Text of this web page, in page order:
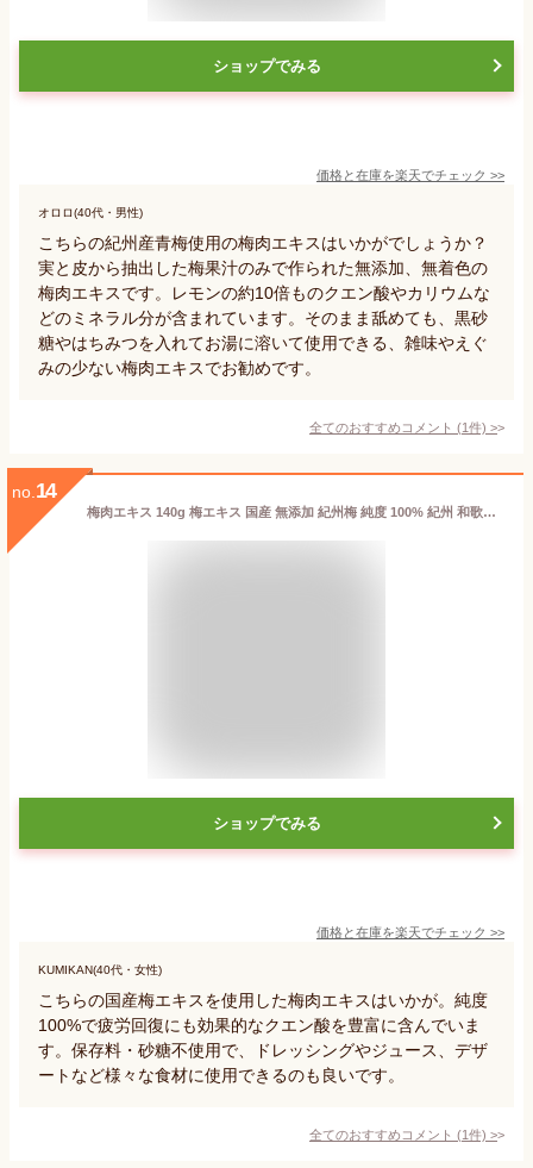
ショップでみる
価格と在庫を楽天でチェック >>
オロロ(40代・男性)
こちらの紀州産青梅使用の梅肉エキスはいかがでしょうか？
実と皮から抽出した梅果汁のみで作られた無添加、無着色の
梅肉エキスです。レモンの約10倍ものクエン酸やカリウムな
どのミネラル分が含まれています。そのまま舐めても、黒砂
糖やはちみつを入れてお湯に溶いて使用できる、雑味やえぐ
みの少ない梅肉エキスでお勧めです。
全てのおすすめコメント (1件) >
no. 14
梅肉エキス 140g 梅エキス 国産 無添加 紀州梅 純度 100% 紀州 和歌山県産 濃縮エキス ペースト 練り状 練状 送料無料 青梅 果汁 健康食品 サプリメント クエン酸 ムメフラール 無着色 無香料 保存料 砂糖 不使用 業務用 おすすめ おためし お試し 売れ筋 人気 ランキング
ショップでみる
価格と在庫を楽天でチェック >>
KUMIKAN(40代・女性)
こちらの国産梅エキスを使用した梅肉エキスはいかが。純度
100%で疲労回復にも効果的なクエン酸を豊富に含んでいま
す。保存料・砂糖不使用で、ドレッシングやジュース、デザ
ートなど様々な食材に使用できるのも良いです。
全てのおすすめコメント (1件) >